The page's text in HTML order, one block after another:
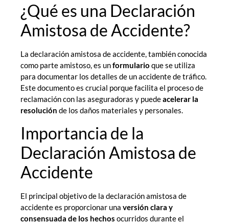
¿Qué es una Declaración
Amistosa de Accidente?
La declaración amistosa de accidente, también conocida
como parte amistoso, es unformulario que se utiliza
para documentar los detalles de un accidente de tráfico.
Este documento es crucial porque facilita el proceso de
reclamación con las aseguradoras y puedeacelerar la
resolución de los daños materiales y personales.
Importancia de la
Declaración Amistosa de
Accidente
El principal objetivo de la declaración amistosa de
accidente es proporcionar una versión clara y
consensuada de los hechos ocurridos durante el